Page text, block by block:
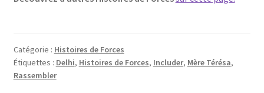
Catégorie : Histoires de Forces
Étiquettes : Delhi, Histoires de Forces, Includer, Mère Térésa,
Rassembler